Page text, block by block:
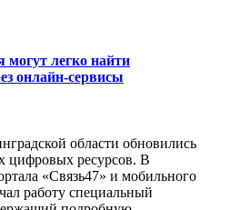
легко найти
онлайн-сервисы
области обновились
цифровых ресурсов. В
«Связь47» и мобильного
работу специальный